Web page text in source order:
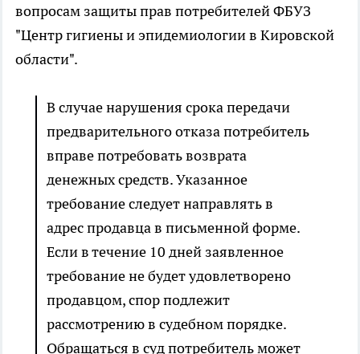
вопросам защиты прав потребителей ФБУЗ
"Центр гигиены и эпидемиологии в Кировской
области".
В случае нарушения срока передачи
предварительного отказа потребитель
вправе потребовать возврата
денежных средств. Указанное
требование следует направлять в
адрес продавца в письменной форме.
Если в течение 10 дней заявленное
требование не будет удовлетворено
продавцом, спор подлежит
рассмотрению в судебном порядке.
Обращаться в суд потребитель может